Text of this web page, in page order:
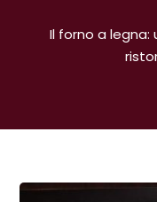
Il forno a